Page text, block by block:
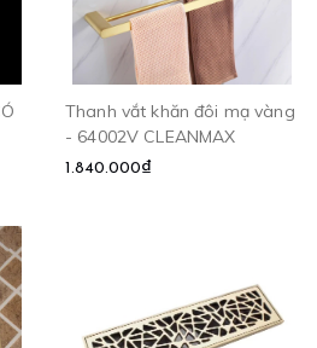
Thanh vắt khăn đôi mạ vàng
- 64002V CLEANMAX
1.840.000₫